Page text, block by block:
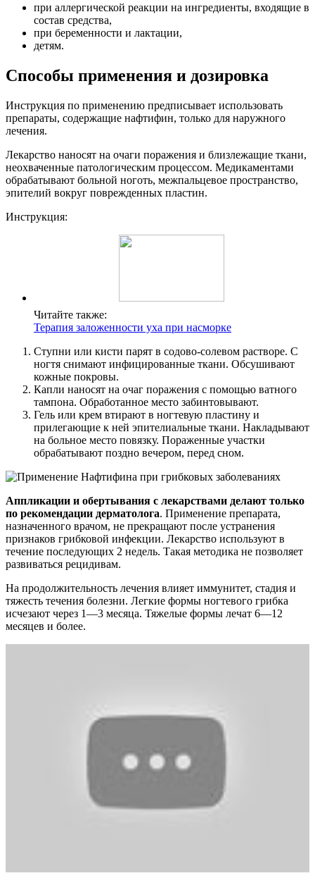
при аллергической реакции на ингредиенты, входящие в
состав средства,
при беременности и лактации,
детям.
Способы применения и дозировка
Инструкция по применению предписывает использовать
препараты, содержащие нафтифин, только для наружного
лечения.
Лекарство наносят на очаги поражения и близлежащие ткани,
неохваченные патологическим процессом. Медикаментами
обрабатывают больной ноготь, межпальцевое пространство,
эпителий вокруг поврежденных пластин.
Инструкция:
Читайте также:
Терапия заложенности уха при насморке
Ступни или кисти парят в содово-солевом растворе. С
ногтя снимают инфицированные ткани. Обсушивают
кожные покровы.
Капли наносят на очаг поражения с помощью ватного
тампона. Обработанное место забинтовывают.
Гель или крем втирают в ногтевую пластину и
прилегающие к ней эпителиальные ткани. Накладывают
на больное место повязку. Пораженные участки
обрабатывают поздно вечером, перед сном.
Аппликации и обертывания с лекарствами делают только
по рекомендации дерматолога. Применение препарата,
назначенного врачом, не прекращают после устранения
признаков грибковой инфекции. Лекарство используют в
течение последующих 2 недель. Такая методика не позволяет
развиваться рецидивам.
На продолжительность лечения влияет иммунитет, стадия и
тяжесть течения болезни. Легкие формы ногтевого грибка
исчезают через 1—3 месяца. Тяжелые формы лечат 6—12
месяцев и более.